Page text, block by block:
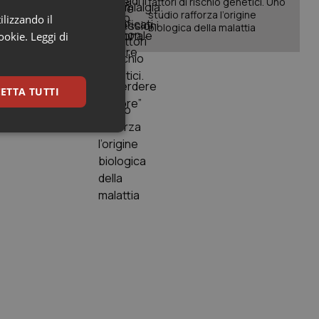
che
aiuti
e
studio rafforza l’origine
biologica della malattia
il
Leggi di
TUTTI